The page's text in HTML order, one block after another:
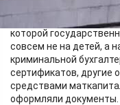
С 2014 по 2019 год
руководителем
которой
совсем не на детей, а
криминальной
сертификатов,
средствами
оформляли